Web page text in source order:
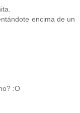
encima de un
:O